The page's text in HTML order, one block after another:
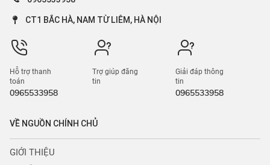
CT1 BẮC HÀ, NAM TỪ LIÊM, HÀ NỘI
Hỗ trợ thanh
toán
0965533958
Trợ giúp đăng
tin
Giải đáp thông
tin
0965533958
VỀ NGUỒN CHÍNH CHỦ
GIỚI THIỆU